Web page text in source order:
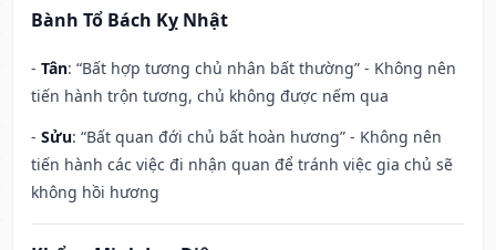
Bành Tổ Bách Kỵ Nhật
- Tân: “Bất hợp tương chủ nhân bất thường” - Không nên
tiến hành trộn tương, chủ không được nếm qua
- Sửu: “Bất quan đới chủ bất hoàn hương” - Không nên
tiến hành các việc đi nhận quan để tránh việc gia chủ sẽ
không hồi hương